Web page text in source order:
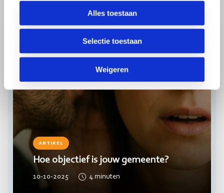
Alles toestaan
Selectie toestaan
Weigeren
ARTIKEL
Hoe objectief is jouw gemeente?
10-10-2025 4 minuten